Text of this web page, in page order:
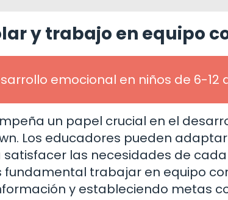
y trabajo en equipo
emocional en niños de 6-12
un papel crucial en el
Los educadores pueden
las necesidades de
fundamental trabajar en equipo
y estableciendo metas